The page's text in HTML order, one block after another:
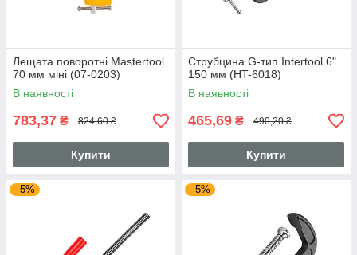
Лещата поворотні Mastertool
70 мм міні (07-0203)
В наявності
783,37 ₴ 824,60 ₴
Купити
Струбцина G-тип Intertool 6"
150 мм (HT-6018)
В наявності
465,69 ₴ 490,20 ₴
Купити
–5% –5%